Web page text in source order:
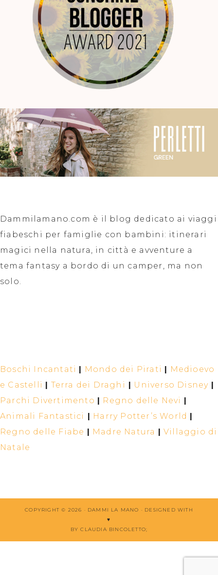
Dammilamano.com è il blog dedicato ai viaggi
fiabeschi per famiglie con bambini: itinerari
magici nella natura, in città e avventure a
tema fantasy a bordo di un camper, ma non
solo.
Boschi Incantati | Mondo dei Pirati | Medioevo
e Castelli | Terra dei Draghi | Universo Disney |
Parchi Divertimento | Regno delle Nevi |
Animali Fantastici | Harry Potter’s World |
Regno delle Fiabe | Madre Natura | Villaggio di
Natale
COPYRIGHT © 2026 · DAMMI LA MANO · DESIGNED WITH
♥
BY CLAUDIA BINCOLETTO;